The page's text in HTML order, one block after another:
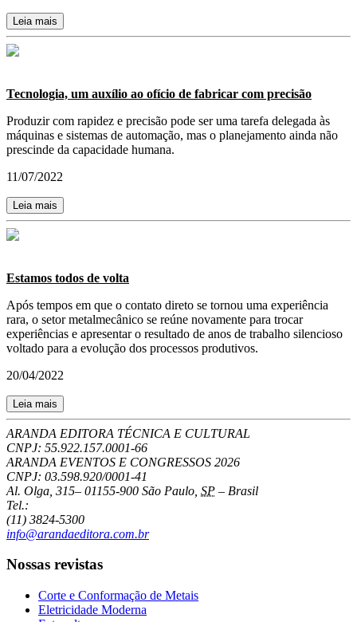
Leia mais
Tecnologia, um auxílio ao ofício de fabricar com precisão
Produzir com rapidez e precisão pode ser uma tarefa delegada às
máquinas e sistemas de automação, mas o planejamento ainda não
prescinde da capacidade humana.
11/07/2022
Leia mais
Estamos todos de volta
Após tempos em que o contato direto se tornou uma experiência
rara, o setor metalmecânico se reúne novamente para trocar
experiências e apresentar o resultado de anos de trabalho silencioso
voltado para a evolução dos processos produtivos.
20/04/2022
Leia mais
ARANDA EDITORA TÉCNICA E CULTURAL
CNPJ: 55.922.157.0001-66
ARANDA EVENTOS E CONGRESSOS 2026
CNPJ: 03.598.920/0001-41
Al. Olga, 315– 01155-900 São Paulo SP – Brasil
Tel.:
(11) 3824-5300
info@arandaeditora.com.br
Nossas revistas
Corte e Conformação de Metais
Eletricidade Moderna